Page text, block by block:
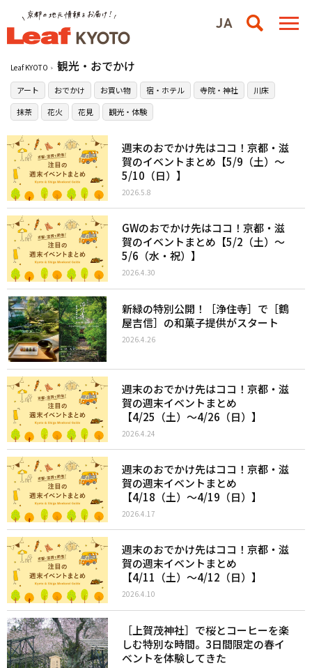
Leaf KYOTO 観光・おでかけ
アート おでかけ お買い物 宿・ホテル 寺院・神社
川床
抹茶
花火 花見 観光・体験
週末のおでかけ先はココ！京都・滋
賀のイベントまとめ【5/9（土）〜
5/10（日）】
2026.5.8
GWのおでかけ先はココ！京都・滋
賀のイベントまとめ【5/2（土）〜
5/6（水・祝）】
2026.4.30
新緑の特別公開！［浄住寺］で［鶴
屋吉信］の和菓子提供がスタート
2026.4.26
週末のおでかけ先はココ！京都・滋
賀の週末イベントまとめ
【4/25（土）〜4/26（日）】
2026.4.24
週末のおでかけ先はココ！京都・滋
賀の週末イベントまとめ
【4/18（土）〜4/19（日）】
2026.4.17
週末のおでかけ先はココ！京都・滋
賀の週末イベントまとめ
【4/11（土）〜4/12（日）】
2026.4.10
［上賀茂神社］で桜とコーヒーを楽
しむ特別な時間。3日間限定の春イ
ベントを体験してきた